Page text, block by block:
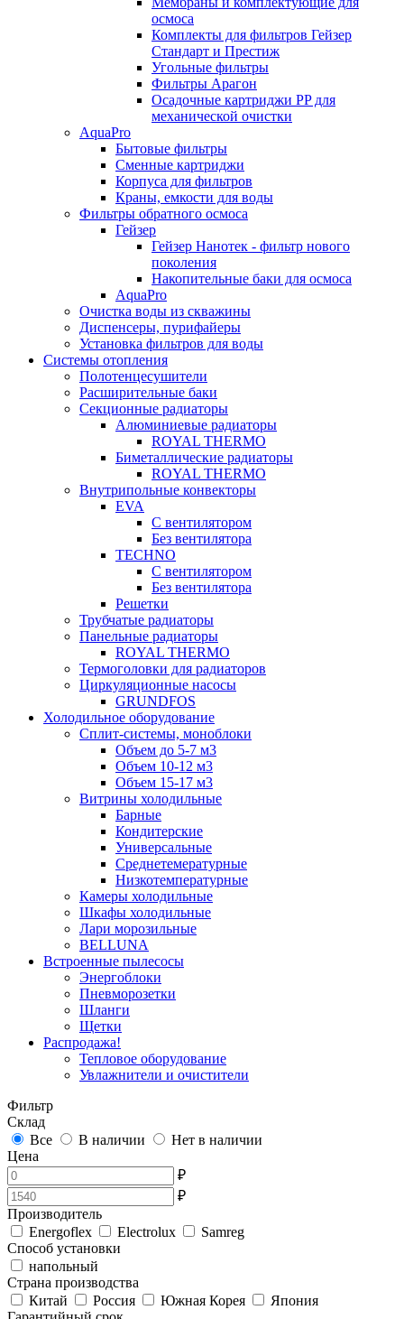
осмоса
Комплекты для фильтров Гейзер
Стандарт и Престиж
Угольные фильтры
Фильтры Арагон
Осадочные картриджи PP для
механической очистки
AquaPro
Бытовые фильтры
Сменные картриджи
Корпуса для фильтров
Краны, емкости для воды
Фильтры обратного осмоса
Гейзер
Гейзер Нанотек - фильтр нового
поколения
Накопительные баки для осмоса
AquaPro
Очистка воды из скважины
Диспенсеры, пурифайеры
Установка фильтров для воды
Системы отопления
Полотенцесушители
Расширительные баки
Секционные радиаторы
Алюминиевые радиаторы
ROYAL THERMO
Биметаллические радиаторы
ROYAL THERMO
Внутрипольные конвекторы
EVA
С вентилятором
Без вентилятора
TECHNO
С вентилятором
Без вентилятора
Решетки
Трубчатые радиаторы
Панельные радиаторы
ROYAL THERMO
Термоголовки для радиаторов
Циркуляционные насосы
GRUNDFOS
Холодильное оборудование
Сплит-системы, моноблоки
Объем до 5-7 м3
Объем 10-12 м3
Объем 15-17 м3
Витрины холодильные
Барные
Кондитерские
Универсальные
Среднетемературные
Низкотемпературные
Камеры холодильные
Шкафы холодильные
Лари морозильные
BELLUNA
Встроенные пылесосы
Энергоблоки
Пневморозетки
Шланги
Щетки
Распродажа!
Тепловое оборудование
Увлажнители и очистители
Фильтр
Склад
Все
В наличии
Нет в наличии
Цена
₽
₽
Производитель
Energoflex
Electrolux
Samreg
Способ установки
напольный
Страна производства
Китай
Россия Южная Корея
Япония